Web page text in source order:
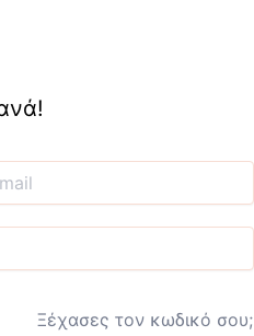
Ξέχασες τον κωδικό σου;